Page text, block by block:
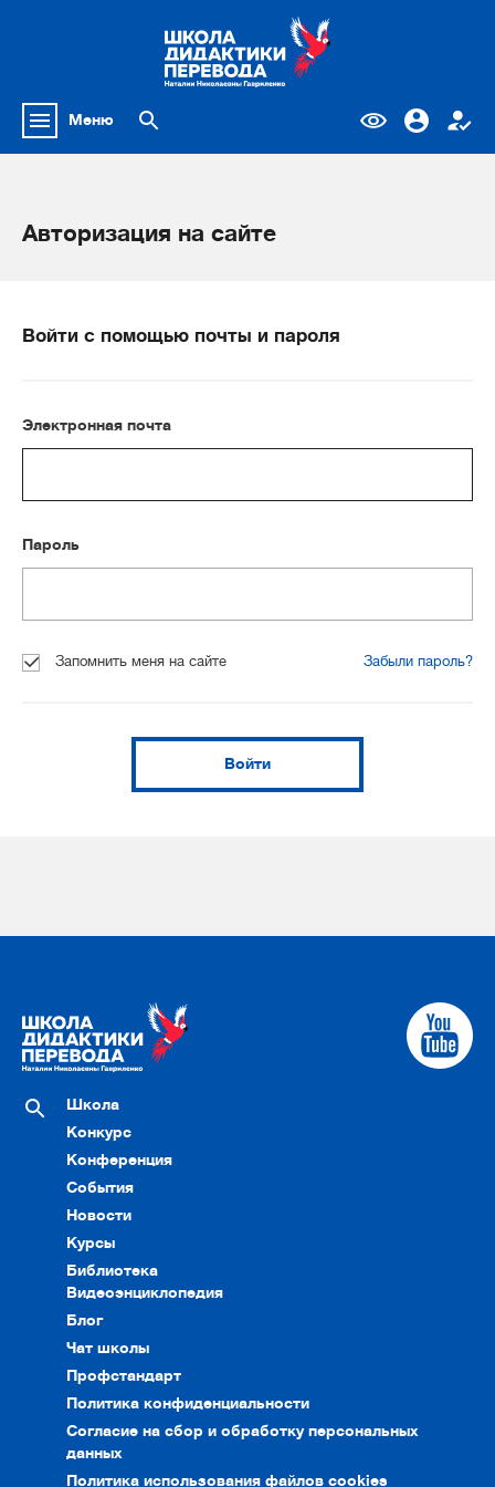
Меню
Авторизация на сайте
Войти с помощью почты и пароля
Электронная почта
Пароль
Запомнить меня на сайте Забыли пароль?
Войти
Школа
Конкурс
Конференция
События
Новости
Курсы
Библиотека
Видеоэнциклопедия
Блог
Чат школы
Профстандарт
Политика конфиденциальности
Согласие на сбор и обработку персональных
данных
Политика использования файлов cookies